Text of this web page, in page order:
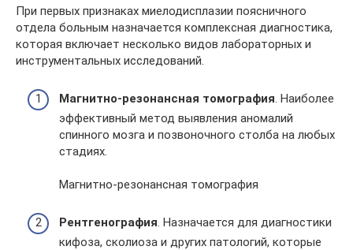
При первых признаках миелодисплазии поясничного
отдела больным назначается комплексная диагностика,
которая включает несколько видов лабораторных и
инструментальных исследований.
Магнитно-резонансная томография. Наиболее
эффективный метод выявления аномалий
спинного мозга и позвоночного столба на любых
стадиях.
Магнитно-резонансная томография
Рентгенография. Назначается для диагностики
кифоза, сколиоза и других патологий, которые